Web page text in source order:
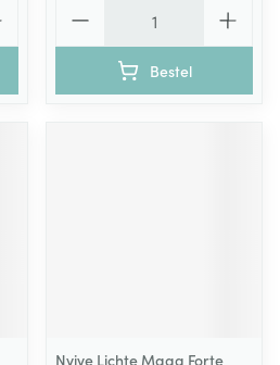
Bestel
Nvive Lichte Maag Forte